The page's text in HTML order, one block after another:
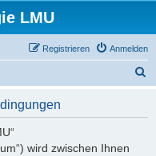
LMU
Anmelden
Registrieren
wird zwischen Ihnen